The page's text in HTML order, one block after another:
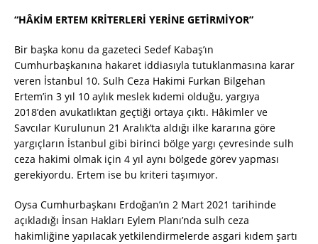
“HÂKİM ERTEM KRİTERLERİ YERİNE GETİRMİYOR”
Bir başka konu da gazeteci Sedef Kabaş’ın
Cumhurbaşkanına hakaret iddiasıyla tutuklanmasına karar
veren İstanbul 10. Sulh Ceza Hakimi Furkan Bilgehan
Ertem’in 3 yıl 10 aylık meslek kıdemi olduğu, yargıya
2018’den avukatlıktan geçtiği ortaya çıktı. Hâkimler ve
Savcılar Kurulunun 21 Aralık’ta aldığı ilke kararına göre
yargıçların İstanbul gibi birinci bölge yargı çevresinde sulh
ceza hakimi olmak için 4 yıl aynı bölgede görev yapması
gerekiyordu. Ertem ise bu kriteri taşımıyor.
Oysa Cumhurbaşkanı Erdoğan’ın 2 Mart 2021 tarihinde
açıkladığı İnsan Hakları Eylem Planı’nda sulh ceza
hakimliğine yapılacak yetkilendirmelerde asgari kıdem şartı